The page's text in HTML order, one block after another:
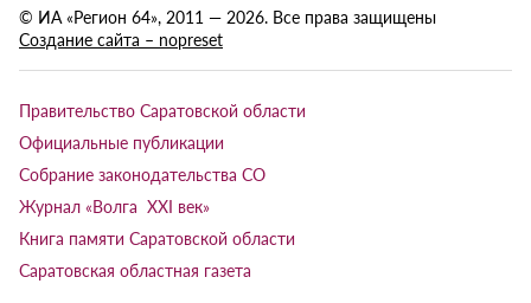
© ИА «Регион 64», 2011 — 2026. Все права защищены
Создание сайта – nopreset
Правительство Саратовской области
Официальные публикации
Собрание законодательства СО
Журнал «Волга XXI век»
Книга памяти Саратовской области
Саратовская областная газета